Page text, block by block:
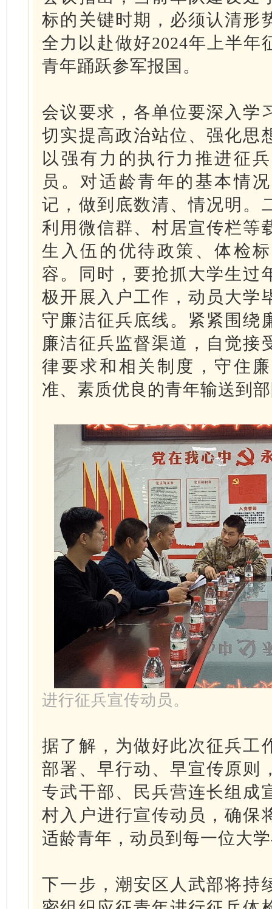
标的关键时期，必须认清形
全力以赴做好2024年上半年
青年踊跃参军报国。
会议要求，各单位要深入学
切实提高政治站位、强化思
以强有力的执行力推进征
员。对适龄青年的基本情
记，做到底数清、情况明。
利用微信群、村居宣传栏等
生入伍的优待政策、体检
容。同时，要抢抓大学生过
极开展入户工作，动员大学
守廉洁征兵底线。紧紧围绕
廉洁征兵监督渠道，自觉接
律要求和相关制度，守住
准、素质优良的青年输送到
进行征兵宣传动员。
据了解，为做好此次征兵工
部署、早行动、早宣传原则
专武干部、民兵营连长组成
村入户进行宣传动员，确保
适龄青年，动员到每一位大
下一步，潮安区人武部将持